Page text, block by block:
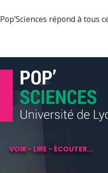
Pop’Sciences répond à tous
VOIR - LIRE - ÉCOUTER...